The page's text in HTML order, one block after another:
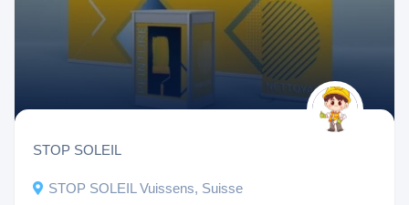
STOP SOLEIL
STOP SOLEIL Vuissens, Suisse